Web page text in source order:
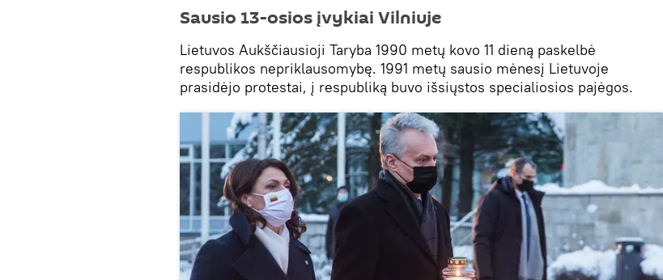
Sausio 13-osios įvykiai Vilniuje
Lietuvos Aukščiausioji Taryba 1990 metų kovo 11 dieną paskelbė
respublikos nepriklausomybę. 1991 metų sausio mėnesį Lietuvoje
prasidėjo protestai, į respubliką buvo išsiųstos specialiosios pajėgos.